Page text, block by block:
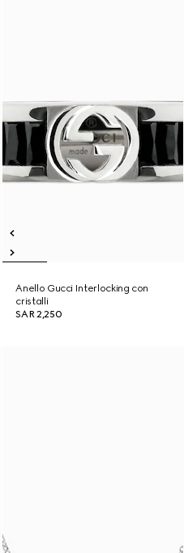
Anello Gucci Interlocking con
cristalli
SAR 2,250